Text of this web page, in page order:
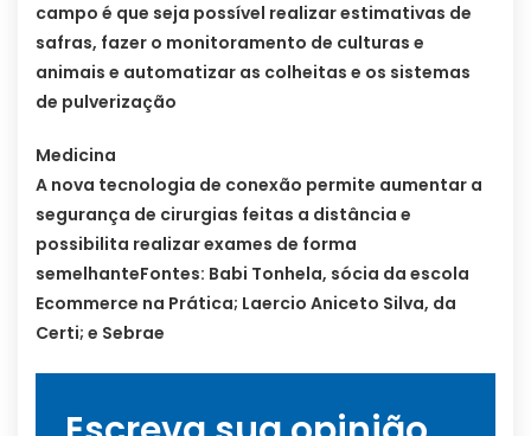
campo é que seja possível realizar estimativas de
safras, fazer o monitoramento de culturas e
animais e automatizar as colheitas e os sistemas
de pulverização
Medicina
A nova tecnologia de conexão permite aumentar a
segurança de cirurgias feitas a distância e
possibilita realizar exames de forma
semelhanteFontes: Babi Tonhela, sócia da escola
Ecommerce na Prática; Laercio Aniceto Silva, da
Certi; e Sebrae